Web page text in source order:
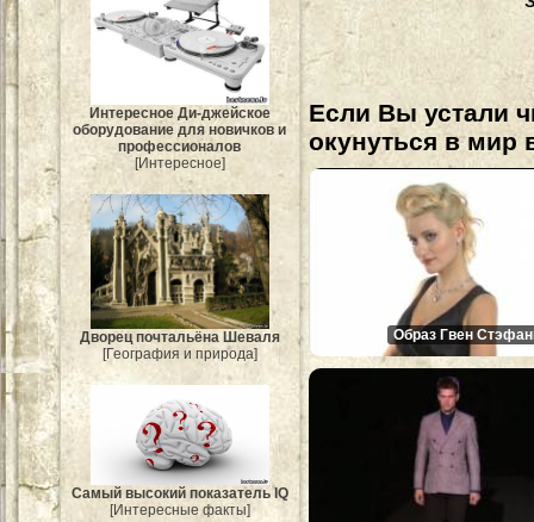
Интересное Ди-джейское
оборудование для новичков и
профессионалов
[Интересное]
Дворец почтальёна Шеваля
[География и природа]
Самый высокий показатель IQ
[Интересные факты]
Если Вы устали
окунуться в мир
Образ Гвен